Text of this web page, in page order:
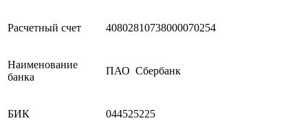
Расчетный счет 40802810738000070254
Наименование
банка
ПАО Сбербанк
БИК 044525225